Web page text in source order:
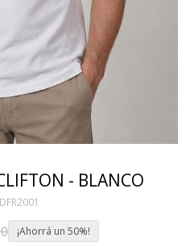
- BLANCO
DFR2001
50